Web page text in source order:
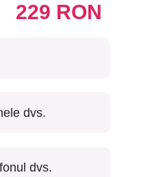
229 RON